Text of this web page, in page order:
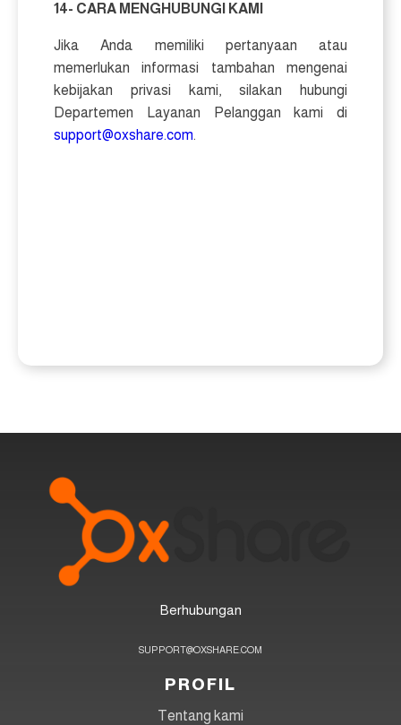
14- CARA MENGHUBUNGI KAMI
Jika Anda memiliki pertanyaan atau
memerlukan informasi tambahan mengenai
kebijakan privasi kami, silakan hubungi
Departemen Layanan Pelanggan kami di
support@oxshare.com.
Berhubungan
SUPPORT@OXSHARE.COM
PROFIL
Tentang kami